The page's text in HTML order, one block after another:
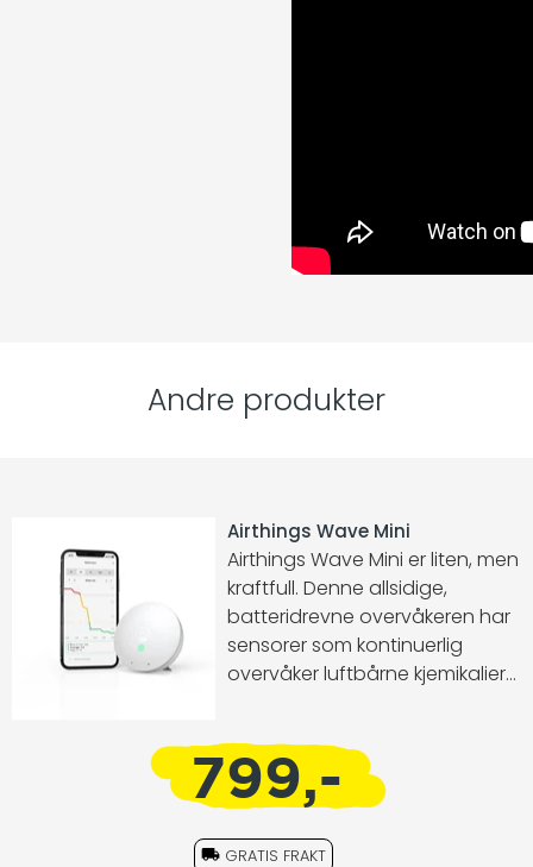
Andre produkter
Airthings Wave Mini
Airthings Wave Mini er liten, men
kraftfull. Denne allsidige,
batteridrevne overvåkeren har
sensorer som kontinuerlig
overvåker luftbårne kjemikalier
stiger, undersøk for å
identifisere kilder og minske
påvirkningen de har på
luftkvaliteten innendørs.
799,-
GRATIS FRAKT